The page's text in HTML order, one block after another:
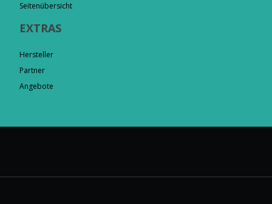
Seitenübersicht
EXTRAS
Hersteller
Partner
Angebote